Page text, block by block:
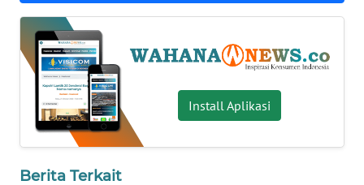
Install Aplikasi
Berita Terkait
BABEL
WN
SUMBAR
WN